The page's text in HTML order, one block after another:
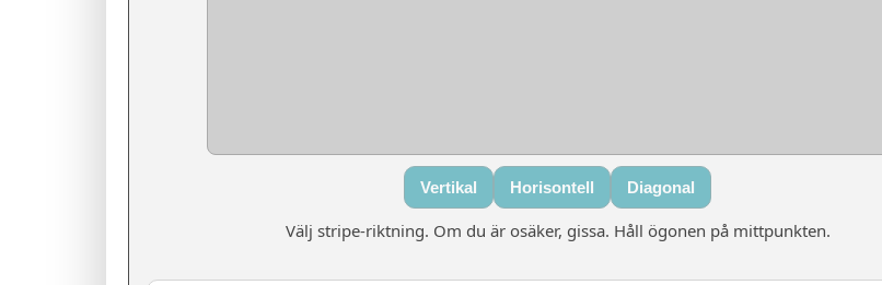
Vertikal Horisontell Diagonal
Välj stripe-riktning. Om du är osäker, gissa. Håll ögonen på mittpunkten.